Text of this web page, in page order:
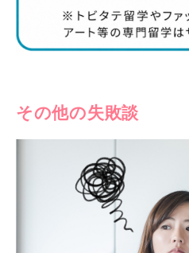
その他の失敗談